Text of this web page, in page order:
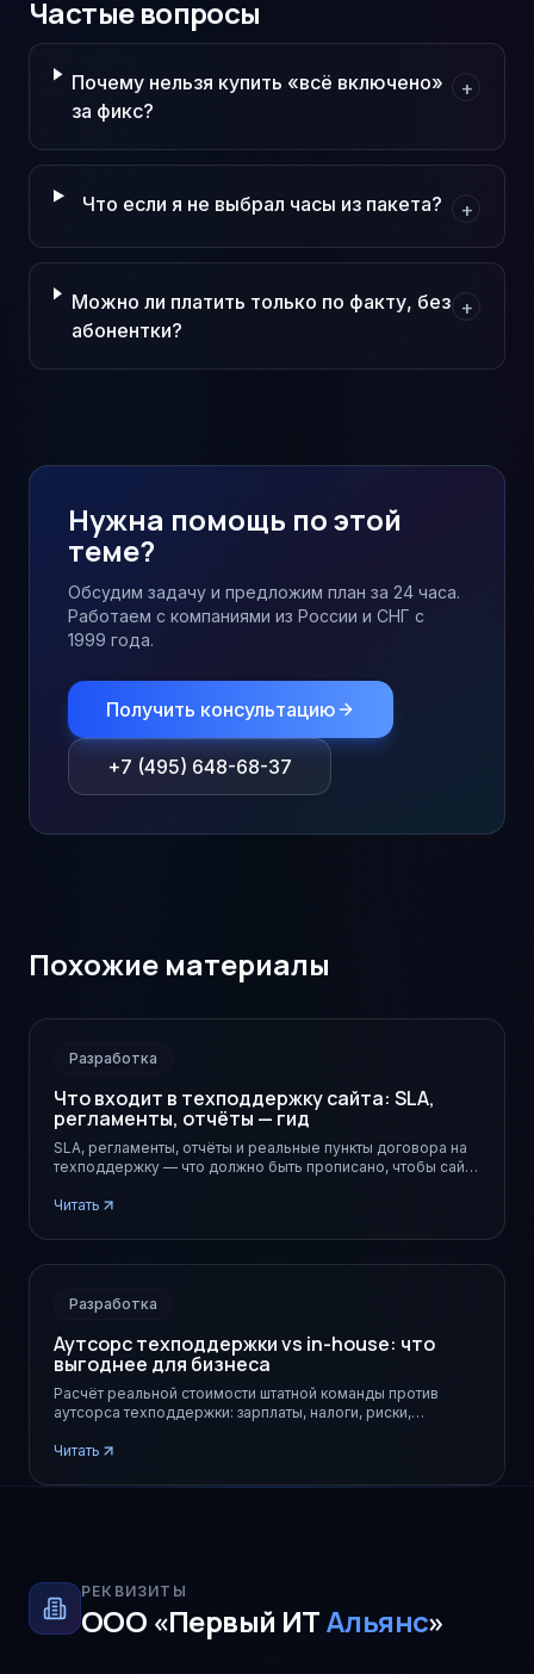
Частые вопросы
Почему нельзя купить «всё включено»
за фикс?
+
Что если я не выбрал часы из пакета? +
Можно ли платить только по факту, без
абонентки?
+
Нужна помощь по этой
теме?
Обсудим задачу и предложим план за 24 часа.
Работаем с компаниями из России и СНГ с
1999 года.
Получить консультацию
+7 (495) 648-68-37
Похожие материалы
Разработка
Что входит в техподдержку сайта: SLA,
регламенты, отчёты — гид
SLA, регламенты, отчёты и реальные пункты договора на
техподдержку — что должно быть прописано, чтобы сайт
Читать
Разработка
Аутсорс техподдержки vs in-house: что
выгоднее для бизнеса
Расчёт реальной стоимости штатной команды против
аутсорса техподдержки: зарплаты, налоги, риски,
Читать
РЕКВИЗИТЫ
ООО «Первый ИТАльянс»